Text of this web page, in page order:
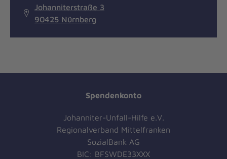
Johanniterstraße 3
90425 Nürnberg
Spendenkonto
Johanniter-Unfall-Hilfe e.V.
Regionalverband Mittelfranken
SozialBank AG
BIC: BFSWDE33XXX